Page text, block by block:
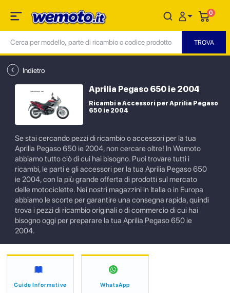
0
Indietro
Aprilia Pegaso 650 ie 2004
Ricambi e Accessori per Aprilia Pegaso
650 ie 2004
Se stai cercando pezzi di ricambio o accessori per la tua
Aprilia Pegaso 650 ie 2004, non cercare oltre! In Wemoto
abbiamo tutto ciò di cui hai bisogno. Puoi trovare tutti i
ricambi, le parti e gli accessori per la tua Aprilia Pegaso 650
ie 2004, con la più grande offerta di prodotti sul mercato
delle motociclette. Nei nostri magazzini in Italia o in Europa
abbiamo le scorte per garantire una consegna rapida, quindi
trova i pezzi di ricambio originali o di commercio di cui hai
bisogno oggi per preparare la tua Aprilia Pegaso 650 ie
2004.
Guide Informative WhatsApp